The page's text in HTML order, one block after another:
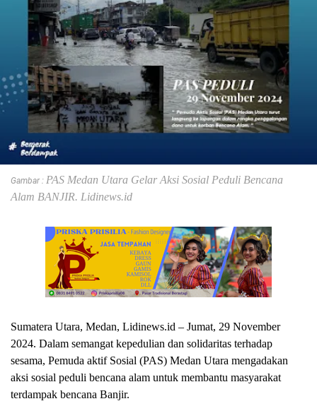
Gambar : PAS Medan Utara Gelar Aksi Sosial Peduli Bencana
Alam BANJIR. Lidinews.id
Sumatera Utara, Medan, Lidinews.id – Jumat, 29 November
2024. Dalam semangat kepedulian dan solidaritas terhadap
sesama, Pemuda aktif Sosial (PAS) Medan Utara mengadakan
aksi sosial peduli bencana alam untuk membantu masyarakat
terdampak bencana Banjir.